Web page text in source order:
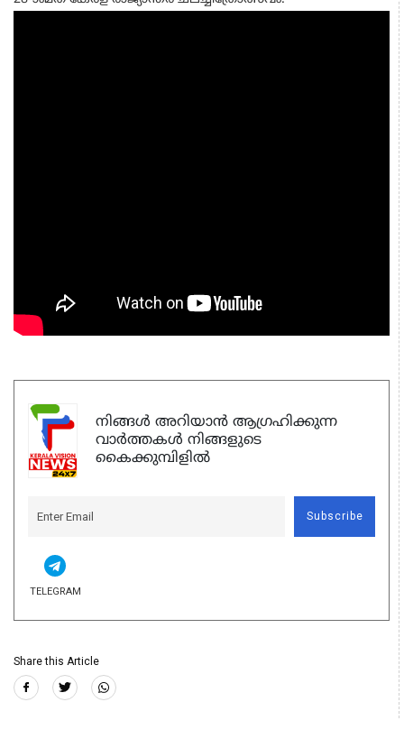
നിങ്ങൾ അറിയാൻ ആഗ്രഹിക്കുന്ന
വാർത്തകൾ നിങ്ങളുടെ
കൈക്കുമ്പിളിൽ
Subscribe
TELEGRAM
Share this Article